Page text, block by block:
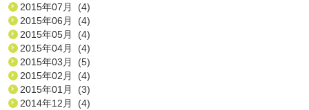
2015年07月 (4)
2015年06月 (4)
2015年05月 (4)
2015年04月 (4)
2015年03月 (5)
2015年02月 (4)
2015年01月 (3)
2014年12月 (4)